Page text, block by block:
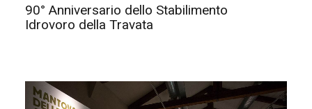
90° Anniversario dello Stabilimento
Idrovoro della Travata